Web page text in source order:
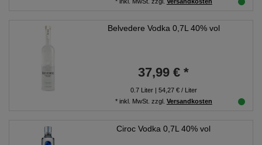
Belvedere Vodka 0,7L 40% vol
37,99 € *
0.7Liter| 54,27 € / Liter
* inkl. MwSt. zzgl. Versandkosten
Ciroc Vodka 0,7L 40% vol